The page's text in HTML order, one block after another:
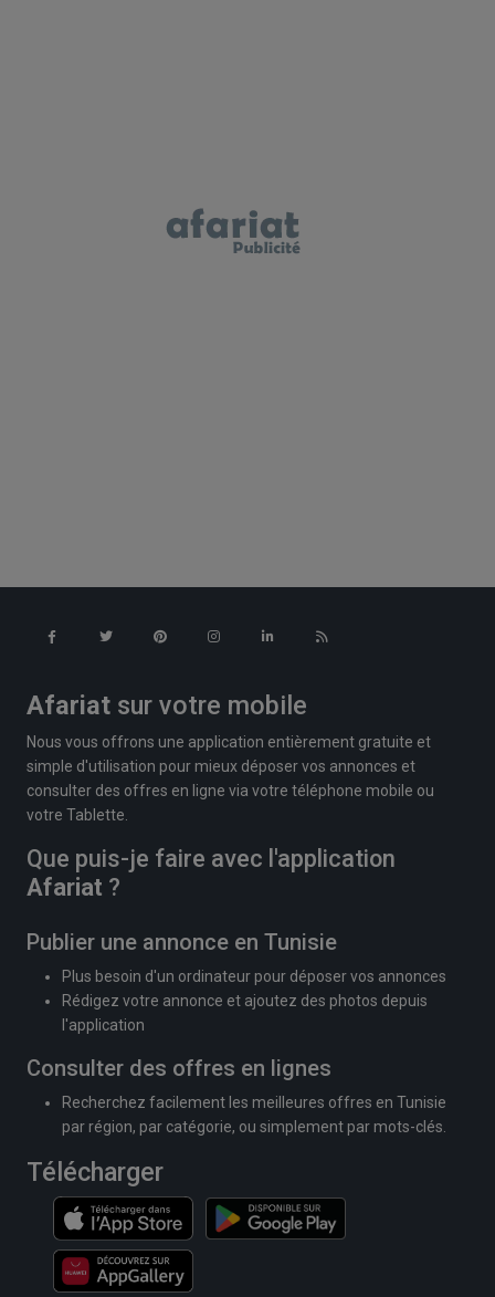
Afariat sur votre mobile
Nous vous offrons une application entièrement gratuite et
simple d'utilisation pour mieux déposer vos annonces et
consulter des offres en ligne via votre téléphone mobile ou
votre Tablette.
Que puis-je faire avec l'application
Afariat ?
Publier une annonce en Tunisie
Plus besoin d'un ordinateur pour déposer vos annonces
Rédigez votre annonce et ajoutez des photos depuis
l'application
Consulter des offres en lignes
Recherchez facilement les meilleures offres en Tunisie
par région, par catégorie, ou simplement par mots-clés.
Télécharger